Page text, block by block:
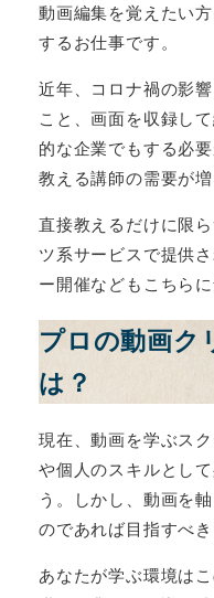
動画編集を覚えたい
するお仕事です。
近年、コロナ禍の影
こと、画面を収録し
的な企業でもする必
教える講師の需要が増
直接教えるだけに限
ツ系サービスで提供
ー開催などもこちらに
プロの動画ク
は？
現在、動画を学ぶス
や個人のスキルとし
う。しかし、動画を
のであれば目指すべ
あなたが学ぶ環境は